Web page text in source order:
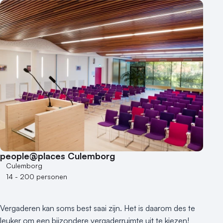
Buitenlocatie
Duurzame locatie
Groene locatie
Heisessie
Hotel
Hybride events
Industriële locatie
Kasteel en landgoed
Kleine / intieme locatie
Locaties aan zee
Museum
Theater
Varende locatie
people@places Culemborg
Culemborg
14 - 200 personen
Vergaderen kan soms best saai zijn. Het is daarom des te
leuker om een bijzondere vergaderruimte uit te kiezen!